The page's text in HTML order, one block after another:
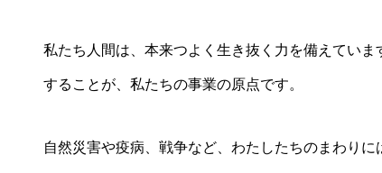
私たち人間は、本来つよく生き抜く力を備えてい
することが、私たちの事業の原点です。
自然災害や疫病、戦争など、わたしたちのまわり